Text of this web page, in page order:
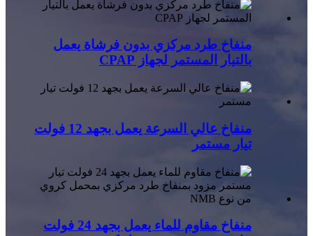
منفاخ طرد مركزي بدون فرشاة يعمل
بالتيار المستمر لجهاز CPAP
منفاخ عالي السرعة يعمل بجهد 12 فولت
تيار مستمر
منفاخ مقاوم للماء يعمل بجهد 24 فولت